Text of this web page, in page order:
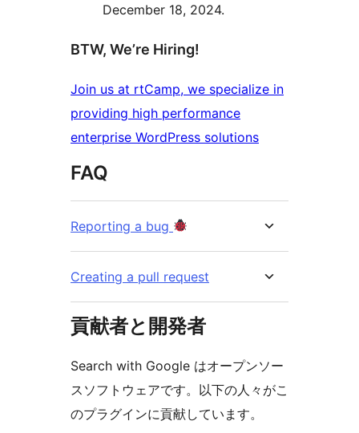
December 18, 2024.
BTW, We’re Hiring!
Join us at rtCamp, we specialize in
providing high performance
enterprise WordPress solutions
FAQ
Reporting a bug
Creating a pull request
貢献者と開発者
Search with Google はオープンソー
スソフトウェアです。以下の人々がこ
のプラグインに貢献しています。